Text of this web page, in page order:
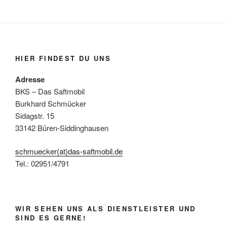
HIER FINDEST DU UNS
Adresse
BKS – Das Saftmobil
Burkhard Schmücker
Sidagstr. 15
33142 Büren-Siddinghausen
schmuecker(at)das-saftmobil.de
Tel.: 02951/4791
WIR SEHEN UNS ALS DIENSTLEISTER UND
SIND ES GERNE!